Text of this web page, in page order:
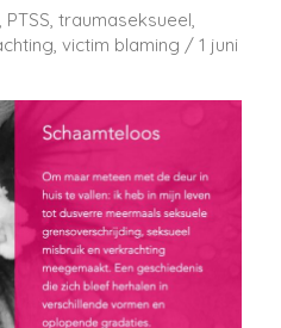
PTSS ,traumaseksueel
,victim blaming /1 juni